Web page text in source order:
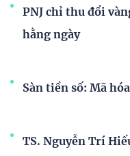
PNJ chỉ thu đổi
hằng ngày
Sàn tiền số: Mã
TS. Nguyễn Trí